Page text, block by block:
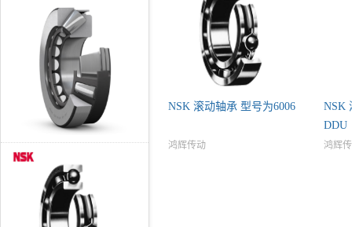
NSK 滚动轴承 型号为6006
鸿辉传动
NSK
DDU
鸿辉